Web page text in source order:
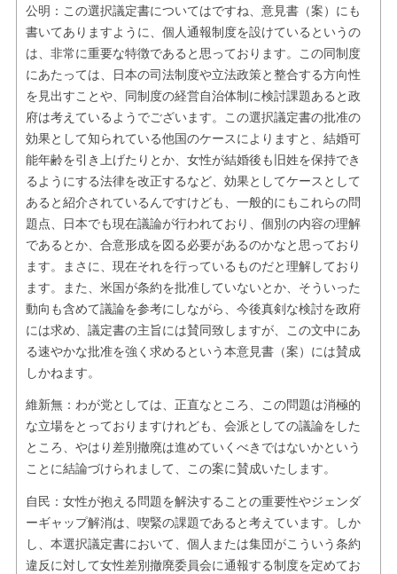
公明：この選択議定書についてはですね、意見書（案）にも
書いてありますように、個人通報制度を設けているというの
は、非常に重要な特徴であると思っております。この同制度
にあたっては、日本の司法制度や立法政策と整合する方向性
を見出すことや、同制度の経営自治体制に検討課題あると政
府は考えているようでございます。この選択議定書の批准の
効果として知られている他国のケースによりますと、結婚可
能年齢を引き上げたりとか、女性が結婚後も旧姓を保持でき
るようにする法律を改正するなど、効果としてケースとして
あると紹介されているんですけども、一般的にもこれらの問
題点、日本でも現在議論が行われており、個別の内容の理解
であるとか、合意形成を図る必要があるのかなと思っており
ます。まさに、現在それを行っているものだと理解しており
ます。また、米国が条約を批准していないとか、そういった
動向も含めて議論を参考にしながら、今後真剣な検討を政府
には求め、議定書の主旨には賛同致しますが、この文中にあ
る速やかな批准を強く求めるという本意見書（案）には賛成
しかねます。
維新無：わが党としては、正直なところ、この問題は消極的
な立場をとっておりますけれども、会派としての議論をした
ところ、やはり差別撤廃は進めていくべきではないかという
ことに結論づけられまして、この案に賛成いたします。
自民：女性が抱える問題を解決することの重要性やジェンダ
ーギャップ解消は、喫緊の課題であると考えています。しか
し、本選択議定書において、個人または集団がこういう条約
違反に対して女性差別撤廃委員会に通報する制度を定めてお